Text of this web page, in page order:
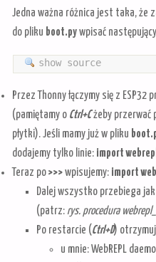
Jedna ważna różnica jest taka, że
do pliku boot.pywpisać
show source
Przez Thonny łączymy się z
(pamiętamy o Ctrl+Cżeby przerwać
płytki). Jeśli mamy już w pliku
dodajemy tylko linie: import webrepl
Teraz po>>>wpisujemy: import
Dalej wszystko przebiega
(patrz: rys. procedura
Po restarcie (Ctrl+D)
u mnie: WebREPL